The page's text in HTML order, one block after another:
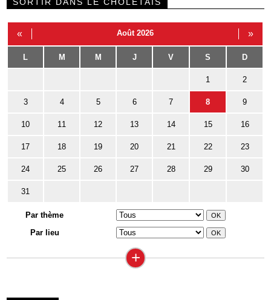
SORTIR DANS LE CHOLETAIS
« Août 2026 »
L M M J V S D
1 2
3 4 5 6 7 8 9
10 11 12 13 14 15 16
17 18 19 20 21 22 23
24 25 26 27 28 29 30
31
Par thème
Par lieu
+